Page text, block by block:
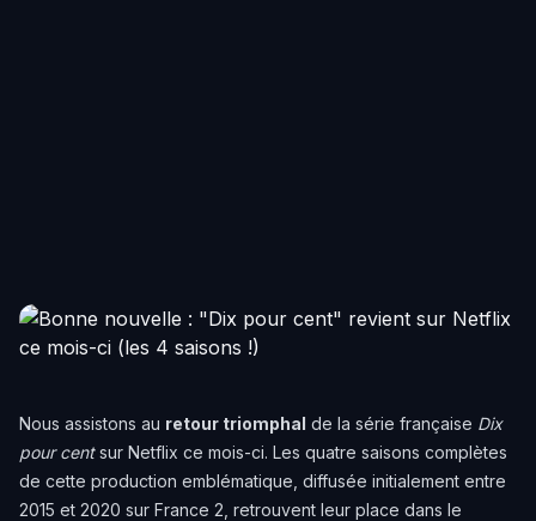
Nous assistons au retour triomphal de la série française Dix
pour centsur Netflix ce mois-ci. Les quatre saisons complètes
de cette production emblématique, diffusée initialement entre
2015 et 2020 sur France 2, retrouvent leur place dans le